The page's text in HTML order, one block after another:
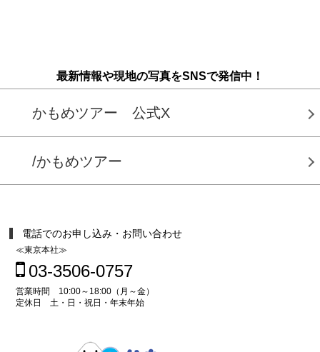
最新情報や現地の写真をSNSで発信中！
かもめツアー 公式X
/かもめツアー
電話でのお申し込み・お問い合わせ
≪東京本社≫
03-3506-0757
営業時間 10:00～18:00（月～金）
定休日 土・日・祝日・年末年始